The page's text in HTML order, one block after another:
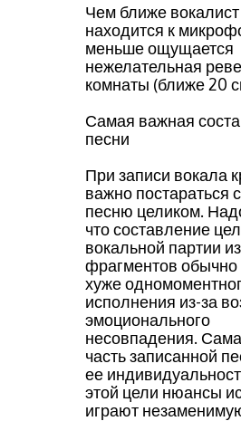
Чем ближе вокалист
находится к
меньше ощущается
нежелательная
комнаты (ближе 20
Самая важная
песни
При записи вокала
важно постараться
песню целиком.
что составление
вокальной партии из
фрагментов обычно
хуже
исполнения из-за
эмоционального
несовпадения.
часть записанной
ее
этой цели нюансы
играют